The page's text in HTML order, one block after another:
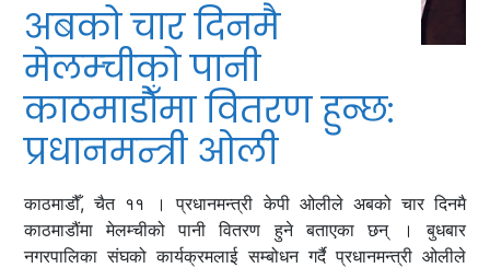
अबको चार दिनमै
मेलम्चीको पानी
काठमाडौँमा वितरण हुन्छ:
प्रधानमन्त्री ओली
काठमाडौँ, चैत ११ । प्रधानमन्त्री केपी ओलीले अबको चार दिनमै
काठमाडौंमा मेलम्चीको पानी वितरण हुने बताएका छन् । बुधबार
नगरपालिका संघको कार्यक्रमलाई सम्बोधन गर्दै प्रधानमन्त्री ओलीले